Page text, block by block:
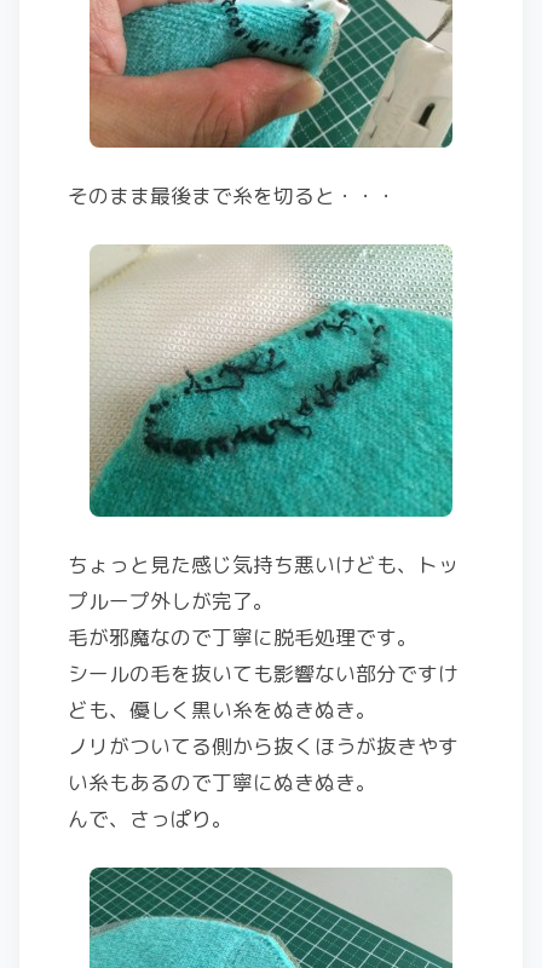
そのまま最後まで糸を切ると・・・
ちょっと見た感じ気持ち悪いけども、トッ
プループ外しが完了。
毛が邪魔なので丁寧に脱毛処理です。
シールの毛を抜いても影響ない部分ですけ
ども、優しく黒い糸をぬきぬき。
ノリがついてる側から抜くほうが抜きやす
い糸もあるので丁寧にぬきぬき。
んで、さっぱり。